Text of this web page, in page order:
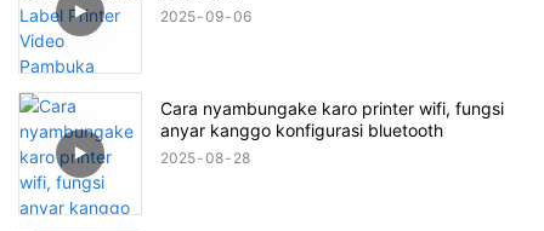
2025 09 06
Cara nyambungake karo printer wifi, fungsi
anyar kanggo konfigurasi bluetooth
2025 08 28